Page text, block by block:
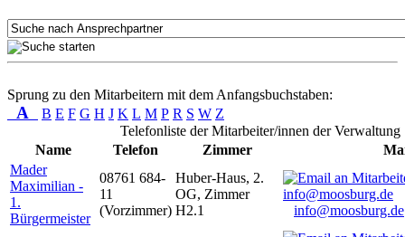
Sprung zu den Mitarbeitern mit dem Anfangsbuchstaben:
A B E F G H J K L M P R S W Z
Telefonliste der Mitarbeiter/innen der Verwaltung
Name
Telefon Zimmer
Mader
Maximilian -
1.
Bürgermeister
08761 684-
11
(Vorzimmer)
Huber-Haus, 2.
OG, Zimmer
H2.1
info@moosburg.de